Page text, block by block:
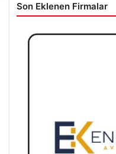
Son Eklenen Firmalar